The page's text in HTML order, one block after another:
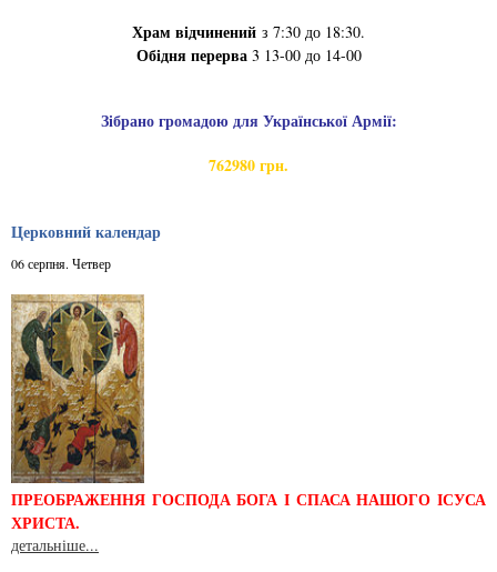
Храм відчинений з 7:30 до 18:30.
Обідня перерва3 13-00 до 14-00
Зібрано громадою для Української Армії:
762980 грн.
Церковний календар
06 серпня. Четвер
ПРЕОБРАЖЕННЯ ГОСПОДА БОГА І СПАСА НАШОГО ІСУСА
ХРИСТА.
детальніше...